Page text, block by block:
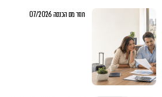
חוזר מס הכנסה 07/2026